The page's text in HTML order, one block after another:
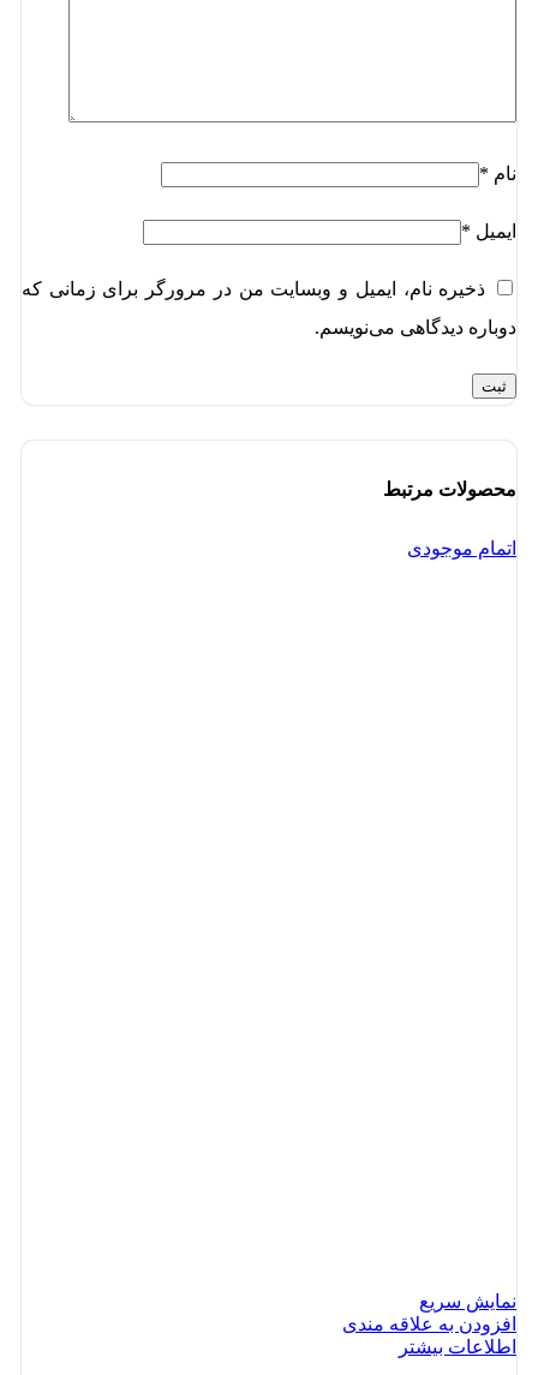
نام *
ایمیل *
ذخیره نام، ایمیل و وبسایت من در مرورگر برای زمانی که
دوباره دیدگاهی می‌نویسم.
محصولات مرتبط
اتمام موجودی
نمایش سریع
افزودن به علاقه مندی
اطلاعات بیشتر